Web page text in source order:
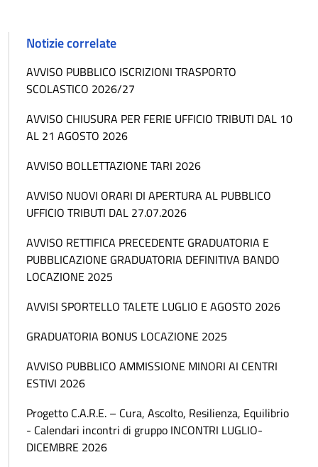
Notizie correlate
AVVISO PUBBLICO ISCRIZIONI TRASPORTO
SCOLASTICO 2026/27
AVVISO CHIUSURA PER FERIE UFFICIO TRIBUTI DAL 10
AL 21 AGOSTO 2026
AVVISO BOLLETTAZIONE TARI 2026
AVVISO NUOVI ORARI DI APERTURA AL PUBBLICO
UFFICIO TRIBUTI DAL 27.07.2026
AVVISO RETTIFICA PRECEDENTE GRADUATORIA E
PUBBLICAZIONE GRADUATORIA DEFINITIVA BANDO
LOCAZIONE 2025
AVVISI SPORTELLO TALETE LUGLIO E AGOSTO 2026
GRADUATORIA BONUS LOCAZIONE 2025
AVVISO PUBBLICO AMMISSIONE MINORI AI CENTRI
ESTIVI 2026
Progetto C.A.R.E. – Cura, Ascolto, Resilienza, Equilibrio
- Calendari incontri di gruppo INCONTRI LUGLIO-
DICEMBRE 2026